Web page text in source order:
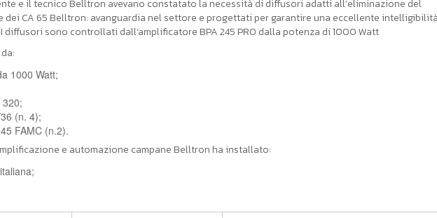
e il tecnico Belltron avevano constatato la necessità di diffusori adatti all’eliminazione del
dei CA 65 Belltron: avanguardia nel settore e progettati per garantire una eccellente intelligibilità
sono controllati dall’amplificatore BPA 245 PRO dalla potenza di 1000 Watt
1000 Watt;
(n. 4);
FAMC (n.2).
e automazione campane Belltron ha installato: